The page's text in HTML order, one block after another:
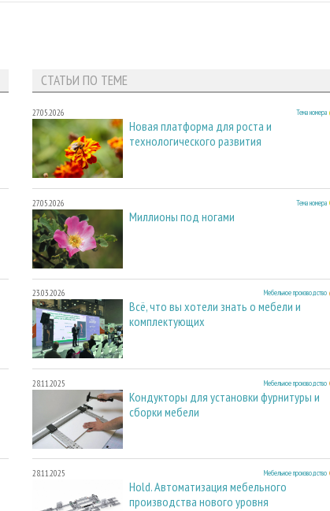
СТАТЬИ ПО ТЕМЕ
27.05.2026 Тема номера
Новая платформа для роста и
технологического развития
27.05.2026 Тема номера
Миллионы под ногами
23.03.2026 Мебельное производство
Всё, что вы хотели знать о мебели и
комплектующих
28.11.2025 Мебельное производство
Кондукторы для установки фурнитуры и
сборки мебели
28.11.2025 Мебельное производство
Hold. Автоматизация мебельного
производства нового уровня